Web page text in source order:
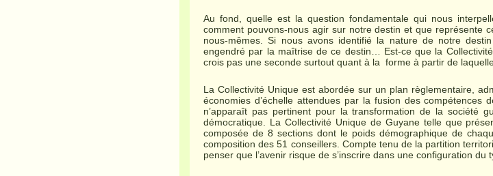
Au fond, quelle est la question fondamentale qui nous
comment pouvons-nous agir sur notre destin et que représente
nous-mêmes. Si nous avons identifié la nature de notre
engendré par la maîtrise de ce destin… Est-ce que la
crois pas une seconde surtout quant à la forme à partir de
La Collectivité Unique est abordée sur un plan règlementaire,
économies d’échelle attendues par la fusion des compétences
n’apparaît pas pertinent pour la transformation de la société
démocratique. La Collectivité Unique de Guyane telle que
composée de 8 sections dont le poids démographique de
composition des 51 conseillers. Compte tenu de la partition
penser que l’avenir risque de s’inscrire dans une configuration du